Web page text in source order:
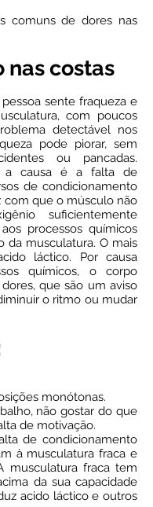
comuns de dores nas
nas costas
sente fraqueza e
com poucos
detectável nos
pode piorar, sem
ou pancadas.
a causa é a falta de
de condicionamento
com que o músculo não
suficientemente
processos químicos
da musculatura. O mais
láctico. Por causa
químicos, o corpo
que são um aviso
o ritmo ou mudar
monótonas.
não gostar do que
de motivação.
de condicionamento
à musculatura fraca e
musculatura fraca tem
da sua capacidade
acido láctico e outros